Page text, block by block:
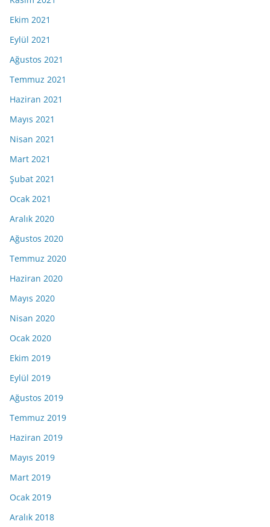
Ekim 2021
Eylül 2021
Ağustos 2021
Temmuz 2021
Haziran 2021
Mayıs 2021
Nisan 2021
Mart 2021
Şubat 2021
Ocak 2021
Aralık 2020
Ağustos 2020
Temmuz 2020
Haziran 2020
Mayıs 2020
Nisan 2020
Ocak 2020
Ekim 2019
Eylül 2019
Ağustos 2019
Temmuz 2019
Haziran 2019
Mayıs 2019
Mart 2019
Ocak 2019
Aralık 2018